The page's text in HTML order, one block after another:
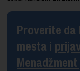
Proverite da
mesta i